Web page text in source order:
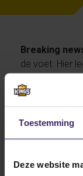
Toestemming
Deze website
Breaking
de voet. Hier
persoonlijke